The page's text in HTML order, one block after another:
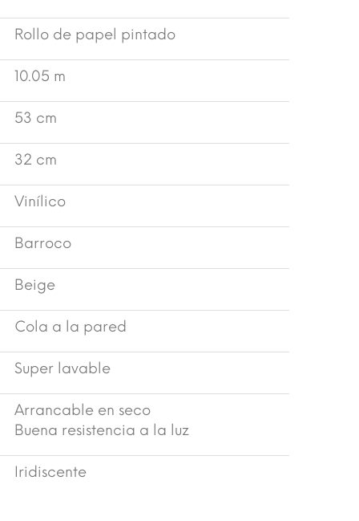
Rollo de papel pintado
10.05 m
53 cm
32 cm
Vinílico
Barroco
Beige
Cola a la pared
Super lavable
Arrancable en seco
Buena resistencia a la luz
Iridiscente